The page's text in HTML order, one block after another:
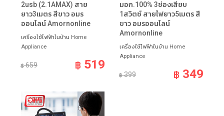
2usb (2.1AMAX) สาย
ยาว3เมตร สีขาว อมร
ออนไลน์ Amornonline
เครื่องใช้ไฟฟ้าในบ้าน Home
Appliance
฿659 ฿ 519
มอก.100% 3ช่องเสียบ
1สวิตซ์ สายไฟยาว5เมตร สี
ขาว อมรออนไลน์
Amornonline
เครื่องใช้ไฟฟ้าในบ้าน Home
Appliance
฿399 ฿ 349